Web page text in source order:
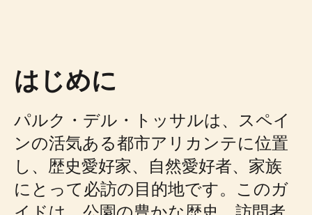
はじめに
パルク・デル・トッサルは、スペイ
ンの活気ある都市アリカンテに位置
し、歴史愛好家、自然愛好者、家族
にとって必訪の目的地です。このガ